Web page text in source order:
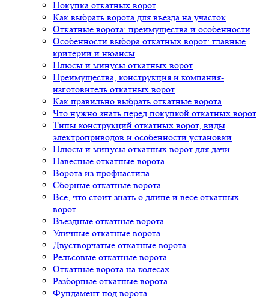
Покупка откатных ворот
Как выбрать ворота для въезда на участок
Откатные ворота: преимущества и особенности
Особенности выбора откатных ворот: главные
критерии и нюансы
Плюсы и минусы откатных ворот
Преимущества, конструкция и компания-
изготовитель откатных ворот
Как правильно выбрать откатные ворота
Что нужно знать перед покупкой откатных ворот
Типы конструкций откатных ворот, виды
электроприводов и особенности установки
Плюсы и минусы откатных ворот для дачи
Навесные откатные ворота
Ворота из профнастила
Сборные откатные ворота
Все, что стоит знать о длине и весе откатных
ворот
Въездные откатные ворота
Уличные откатные ворота
Двустворчатые откатные ворота
Рельсовые откатные ворота
Откатные ворота на колесах
Разборные откатные ворота
Фундамент под ворота